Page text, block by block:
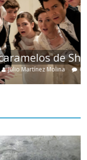
Shondaland
0